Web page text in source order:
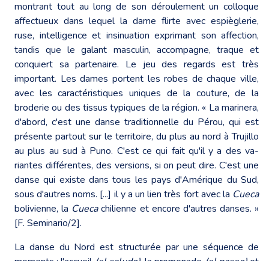
montrant tout au long de son déroulement un colloque
affectueux dans lequel la dame flirte avec espièglerie,
ruse, intelligence et insinuation exprimant son affection,
tandis que le galant masculin, accompagne, traque et
conquiert sa partenaire. Le jeu des regards est très
important. Les dames portent les robes de chaque ville,
avec les caractéristiques uniques de la couture, de la
broderie ou des tissus typiques de la région. « La marinera,
d'abord, c'est une danse traditionnelle du Pérou, qui est
présente partout sur le territoire, du plus au nord à Trujillo
au plus au sud à Puno. C'est ce qui fait qu'il y a des va-
riantes différentes, des versions, si on peut dire. C'est une
danse qui existe dans tous les pays d'Amérique du Sud,
sous d'autres noms. [...] il y a un lien très fort avec la Cueca
bolivienne, la Cuecachilienne et encore d'autres danses. »
[F. Seminario/2].
La danse du Nord est structurée par une séquence de